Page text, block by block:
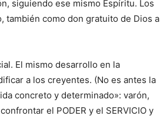
siguiendo ese mismo Espíritu. Los
también como don gratuito de Dios a
El mismo desarrollo en la
a los creyentes. (No es antes la
concreto y determinado»: varón,
el PODER y el SERVICIO y